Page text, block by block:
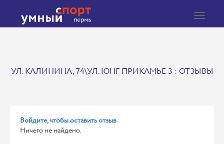
Toggle
УЛ. КАЛИНИНА, 74\УЛ. ЮНГ ПРИКАМЬЕ 3 : ОТЗЫВЫ
Войдите, чтобы оставить отзыв
Ничего не найдено.